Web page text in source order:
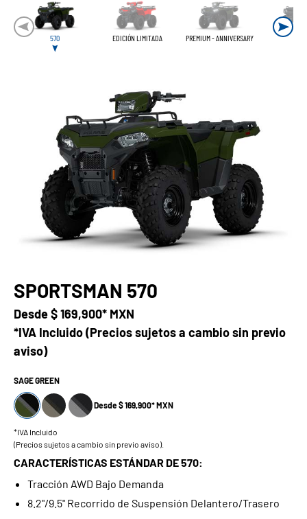
570 EDICIÓN LIMITADA PREMIUM - ANNIVERSARY
SPORTSMAN 570
Desde$ 169,900* MXN
*IVA Incluido (Precios sujetos a cambio sin previo
aviso)
SAGE GREEN
Desde $ 169,900* MXN
*IVA Incluido
(Precios sujetos a cambio sin previo aviso).
CARACTERÍSTICAS ESTÁNDAR DE 570:
Tracción AWD Bajo Demanda
8.2"/9.5" Recorrido de Suspensión Delantero/Trasero